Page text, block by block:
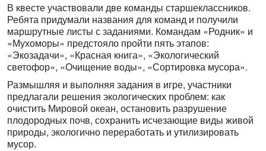
В квесте участвовали две команды старшеклассников.
Ребята придумали названия для команд и получили
маршрутные листы с заданиями. Командам «Родник» и
«Мухоморы» предстояло пройти пять этапов:
«Экозадачи», «Красная книга», «Экологический
светофор», «Очищение воды», «Сортировка мусора».
Размышляя и выполняя задания в игре, участники
предлагали решения экологических проблем: как
очистить Мировой океан, остановить разрушение
плодородных почв, сохранить исчезающие виды живой
природы, экологично переработать и утилизировать
мусор.